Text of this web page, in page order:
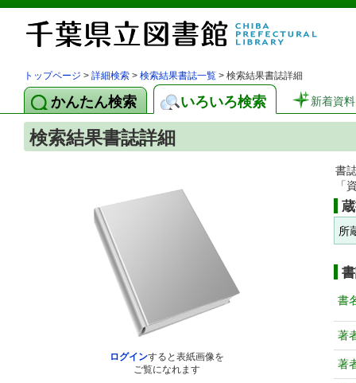
トップページ > 詳細検索 > 検索結果書誌一覧 > 検索結果書誌詳細
かんたん検索 いろいろ検索 新着資料
検索結果書誌詳細
ログインすると表紙画像を
ご覧になれます
書
「
所
書
著
著